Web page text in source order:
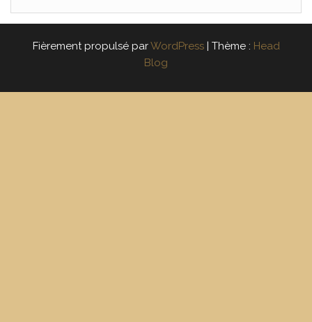
Fièrement propulsé parWordPress | Thème : Head
Blog